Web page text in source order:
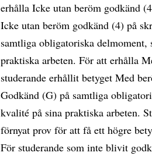
erhålla Icke utan beröm godkänd
Icke utan beröm godkänd (4) på
samtliga obligatoriska
praktiska arbeten. För att erhålla
studerande erhållit betyget Med
Godkänd (G) på samtliga
kvalité på sina praktiska arbeten.
förnyat prov för att få ett högre
För studerande som inte blivit